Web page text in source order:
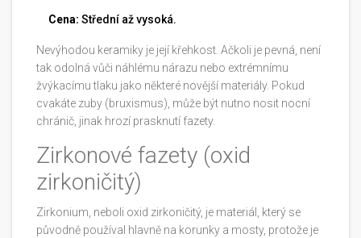
Cena: Střední až vysoká.
Nevýhodou keramiky je její křehkost. Ačkoli je pevná, není
tak odolná vůči náhlému nárazu nebo extrémnímu
žvýkacímu tlaku jako některé novější materiály. Pokud
cvakáte zuby (bruxismus), může být nutno nosit nocní
chránič, jinak hrozí prasknutí fazety.
Zirkonové fazety (oxid
zirkoničitý)
Zirkonium, neboli oxid zirkoničitý, je materiál, který se
původně používal hlavně na korunky a mosty, protože je